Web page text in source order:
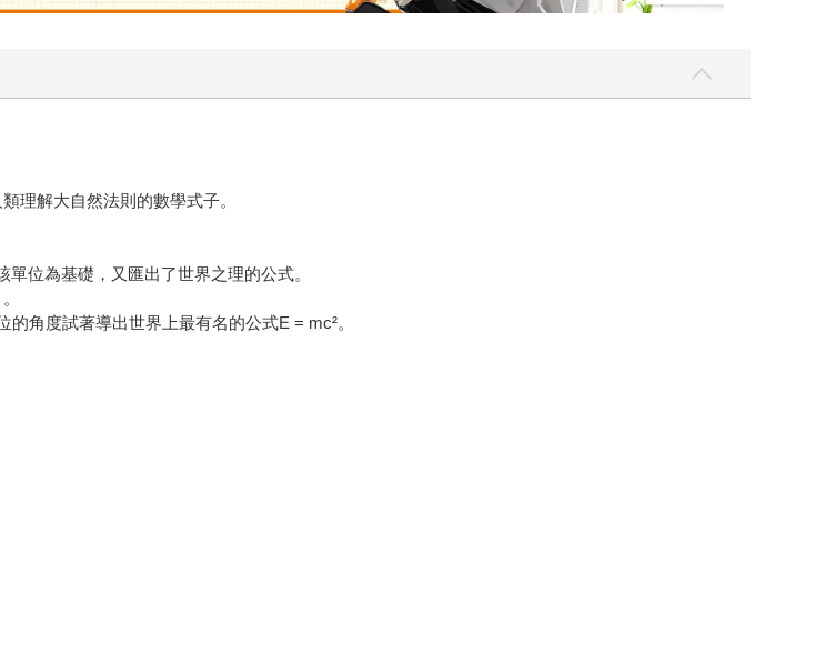
理解大自然法則的數學式子。
位為基礎，又匯出了世界之理的公式。
角度試著導出世界上最有名的公式E = mc²。